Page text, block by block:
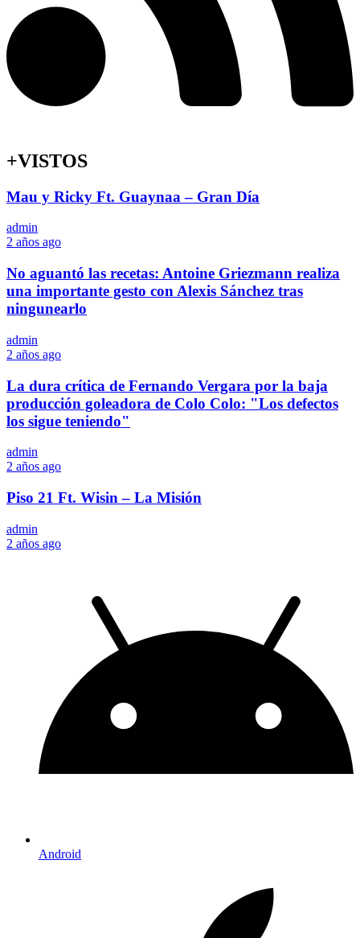
+VISTOS
Mau y Ricky Ft. Guaynaa – Gran Día
admin
2 años ago
No aguantó las recetas: Antoine Griezmann realiza
una importante gesto con Alexis Sánchez tras
ningunearlo
admin
2 años ago
La dura crítica de Fernando Vergara por la baja
producción goleadora de Colo Colo: "Los defectos
los sigue teniendo"
admin
2 años ago
Piso 21 Ft. Wisin – La Misión
admin
2 años ago
Android